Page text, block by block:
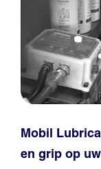
Mobil
en grip op